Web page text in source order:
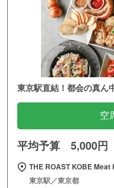
東京駅直結！都会の真ん
空
平均予算 5,000円
THE ROAST KOBE Meat
東京駅／東京都